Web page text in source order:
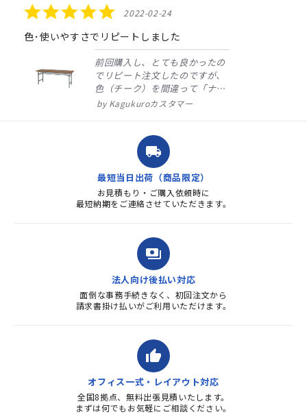
5.0
star
rating
2022-02-24
色･使いやすさでリピートしました
前回購入し、とても良かったの
でリピート注文したのですが、
色（チーク）を間違って「ナチ
ュラル」としてしまいました。
ました。商品到着も早く、品
質・使いやすさで満足していま
す。また、リピートするときは
よろしくお...
Kagukuroカスタマー
local_shipping
最短当日出荷（商品限定）
お見積もり・ご購入依頼時に
最短納期をご連絡させていただきます。
payments
法人向け後払い対応
面倒な事務手続きなく、初回注文から
請求書掛け払いがご利用いただけます。
thumb_up
オフィス一式・レイアウト対応
全国8拠点、無料出張見積いたします。
まずは何でもお気軽にご相談ください。